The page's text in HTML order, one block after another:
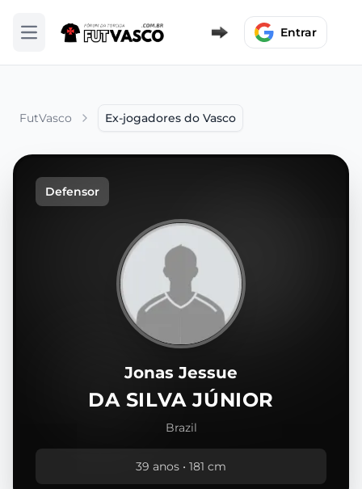
Abrir menu Entrar
FutVasco Ex-jogadores do Vasco
Defensor
Jonas Jessue
DA SILVA JÚNIOR
Brazil
39 anos • 181 cm